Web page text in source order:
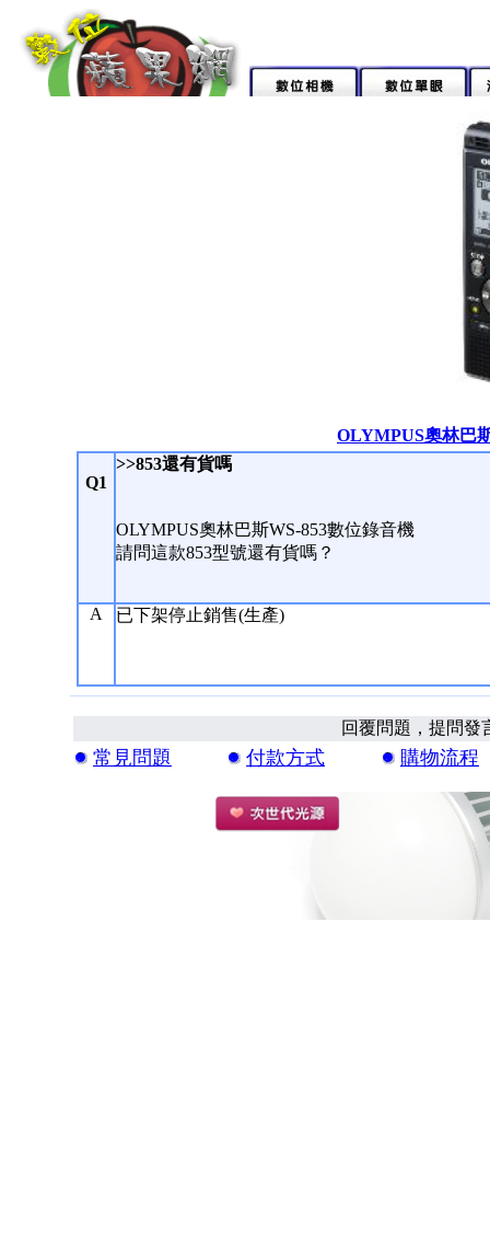
OLYMPUS奧林巴
Q1
>>853還有貨嗎
OLYMPUS奧林巴斯WS-853數位錄音機
請問這款853型號還有貨嗎？
A 已下架停止銷售(生產)
回覆問題，提問
常見問題 付款方式 購物流程